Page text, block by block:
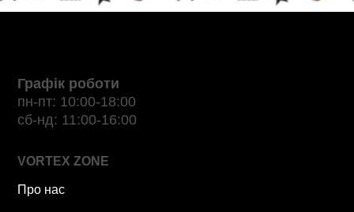
Графік роботи
пн-пт: 10:00-18:00
сб-нд: 11:00-16:00
VORTEX ZONE
Про нас